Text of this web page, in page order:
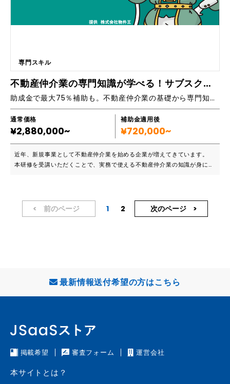
専門スキル
不動産仲介業の専門知識が学べる！サブスクリプション研修
助成金で最大75％補助も。不動産仲介業の基礎から専門知識まで学べる！
通常価格
¥2,880,000~
補助金適用後
¥720,000~
近年、新規事業として不動産仲介業を始める企業が増えてきています。
本研修を受講いただくことで、実務で使える不動産仲介業の知識が身に着
■こんな会社におすすめです ・不動産仲介業を始めたいが、何から始めれ
ばいいか分からない ・不動産仲介業の知識や情報を幅広く知りたい ・不
仕組み ・不動産仲介業の仕組み ・元付業者とは ・不動産仲介業の取引形
態 事務編：物件確認 ・物件確認を断られてもまだ手はある！ ・ポータル
グを効率よく終わらせる方法 営業編：物件紹介・案内 ・物件紹介の概要
件を見たい」お客様への対応 ・物件のクリーニングについて など、毎月
前のページ 1 2 次のページ
最新情報送付希望の方はこちら
掲載希望 審査フォーム 運営会社
本サイトとは？